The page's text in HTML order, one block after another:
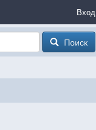
Вход
Поиск